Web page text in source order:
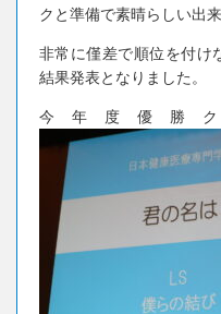
クと準備で素晴らしい出
非常に僅差で順位を付け
結果発表となりました。
今年度優勝